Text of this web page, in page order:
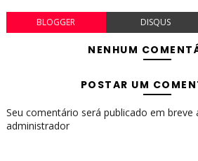
BLOGGER DISQUS
NENHUM
POSTAR UM
Seu comentário será publicado em breve
administrador